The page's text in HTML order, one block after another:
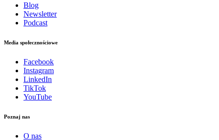
Blog
Newsletter
Podcast
Media społecznościowe
Facebook
Instagram
LinkedIn
TikTok
YouTube
Poznaj nas
O nas